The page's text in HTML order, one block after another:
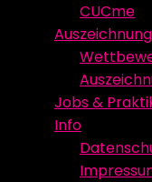
CUCme
Jobs &
Info